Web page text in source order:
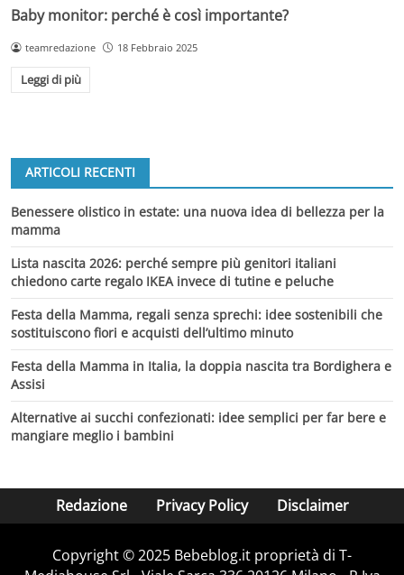
Baby monitor: perché è così importante?
teamredazione 18 Febbraio 2025
Leggi di più
ARTICOLI RECENTI
Benessere olistico in estate: una nuova idea di bellezza per la
mamma
Lista nascita 2026: perché sempre più genitori italiani
chiedono carte regalo IKEA invece di tutine e peluche
Festa della Mamma, regali senza sprechi: idee sostenibili che
sostituiscono fiori e acquisti dell’ultimo minuto
Festa della Mamma in Italia, la doppia nascita tra Bordighera e
Assisi
Alternative ai succhi confezionati: idee semplici per far bere e
mangiare meglio i bambini
Redazione Privacy Policy Disclaimer
Copyright © 2025 Bebeblog.it proprietà di T-